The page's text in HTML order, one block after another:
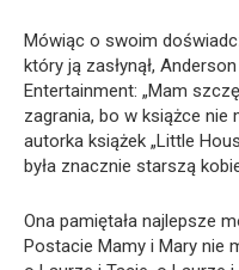
Mówiąc o swoim
który ją zasłynął,
Entertainment: „Mam
zagrania, bo w książce nie
autorka książek „Little
była znacznie starszą
Ona pamiętała najlepsze
Postacie Mamy i Mary nie